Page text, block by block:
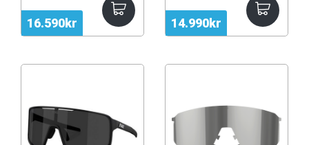
16.590kr 14.990kr